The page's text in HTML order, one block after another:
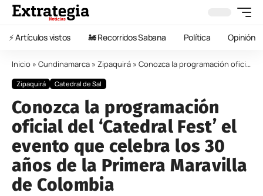
⚡️ Artículos vistos 🚂 Recorridos Sabana Política Opinión
Inicio » Cundinamarca » Zipaquirá » Conozca la programación oficial del ‘Catedral Fest’ el evento que celebra los 30 años de la Primera Maravilla de Colombia
Zipaquirá Catedral de Sal
Conozca la programación
oficial del ‘Catedral Fest’ el
evento que celebra los 30
años de la Primera Maravilla
de Colombia